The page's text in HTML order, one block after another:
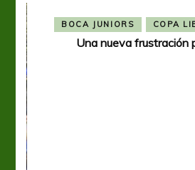
BOCA JUNIORS COPA
Una nueva frustración